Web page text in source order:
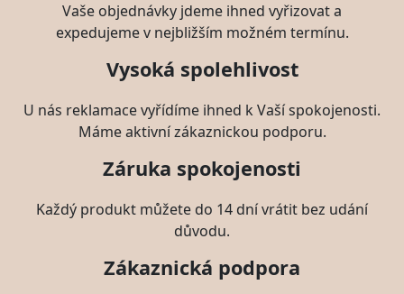
Vaše objednávky jdeme ihned vyřizovat a
expedujeme v nejbližším možném termínu.
Vysoká spolehlivost
U nás reklamace vyřídíme ihned k Vaší spokojenosti.
Máme aktivní zákaznickou podporu.
Záruka spokojenosti
Každý produkt můžete do 14 dní vrátit bez udání
důvodu.
Zákaznická podpora